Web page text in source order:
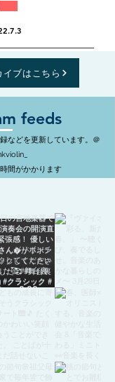
ブはこちら
feeds
などを更新しています。＠
間がかかります